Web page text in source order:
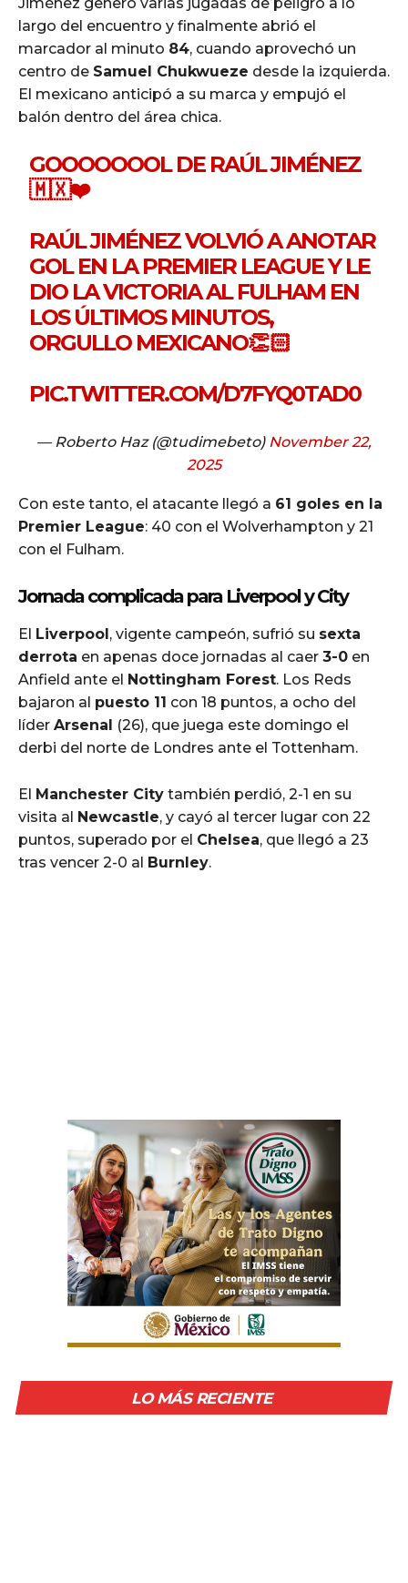
largo del encuentro y finalmente abrió el
marcador al minuto 84, cuando aprovechó un
centro de Samuel Chukwueze desde la izquierda.
El mexicano anticipó a su marca y empujó el
balón dentro del área chica.
GOOOOOOOL DE RAÚL JIMÉNEZ
🇲🇽❤️
RAÚL JIMÉNEZ VOLVIÓ A ANOTAR
GOL EN LA PREMIER LEAGUE Y LE
DIO LA VICTORIA AL FULHAM EN
LOS ÚLTIMOS MINUTOS,
ORGULLO MEXICANO👏🏻
PIC.TWITTER.COM/D7FYQ0TAD0
— Roberto Haz (@tudimebeto) November 22,
2025
Con este tanto, el atacante llegó a 61 goles en la
Premier League: 40 con el Wolverhampton y 21
con el Fulham.
Jornada complicada para Liverpool y City
El Liverpool , vigente campeón, sufrió su sexta
derrota en apenas doce jornadas al caer 3-0 en
Anfield ante el Nottingham Forest. Los Reds
bajaron al puesto 11 con 18 puntos, a ocho del
líder Arsenal
(26), que juega este domingo el
derbi del norte de Londres ante el Tottenham.
El Manchester City también perdió, 2-1 en su
visita al
Newcastle, y cayó al tercer lugar con 22
puntos, superado por el Chelsea, que llegó a 23
tras vencer 2-0 al
Burnley.
LO MÁS RECIENTE